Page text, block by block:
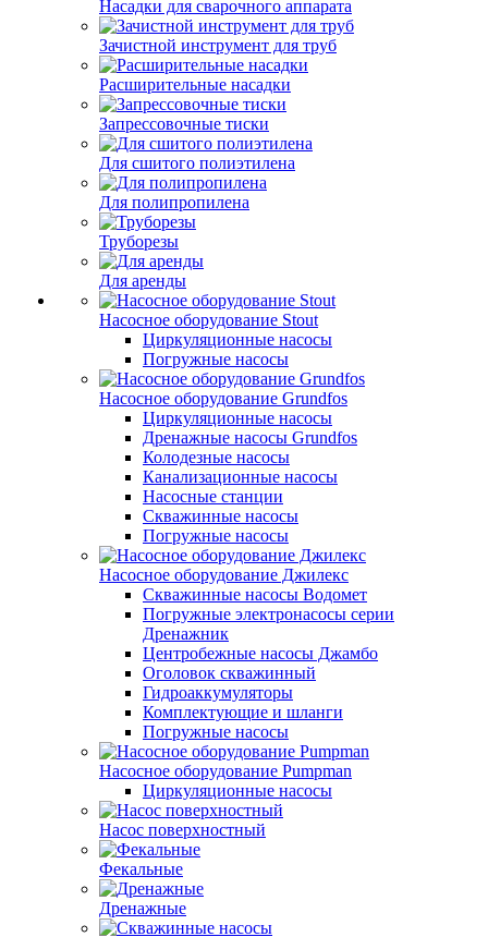
Насадки для сварочного аппарата
Зачистной инструмент для труб
Расширительные насадки
Запрессовочные тиски
Для сшитого полиэтилена
Для полипропилена
Труборезы
Для аренды
Насосное оборудование Stout
Циркуляционные насосы
Погружные насосы
Насосное оборудование Grundfos
Циркуляционные насосы
Дренажные насосы Grundfos
Колодезные насосы
Канализационные насосы
Насосные станции
Скважинные насосы
Погружные насосы
Насосное оборудование Джилекс
Скважинные насосы Водомет
Погружные электронасосы серии
Дренажник
Центробежные насосы Джамбо
Оголовок скважинный
Гидроаккумуляторы
Комплектующие и шланги
Погружные насосы
Насосное оборудование Pumpman
Циркуляционные насосы
Насос поверхностный
Фекальные
Дренажные